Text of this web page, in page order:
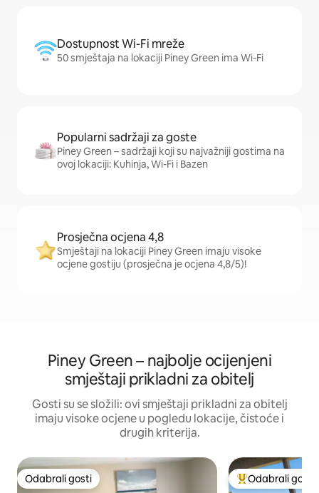
Dostupnost Wi-Fi mreže
50 smještaja na lokaciji Piney Green ima Wi-Fi
Popularni sadržaji za goste
Piney Green – sadržaji koji su najvažniji gostima na
ovoj lokaciji: Kuhinja, Wi-Fi i Bazen
Prosječna ocjena 4,8
Smještaji na lokaciji Piney Green imaju visoke
ocjene gostiju (prosječna je ocjena 4,8/5)!
Piney Green – najbolje ocijenjeni
smještaji prikladni za obitelj
Gosti su se složili: ovi smještaji prikladni za obitelj
imaju visoke ocjene u pogledu lokacije, čistoće i
drugih kriterija.
Odabrali gosti
Odabrali gosti Među najviše
Odabrali gosti